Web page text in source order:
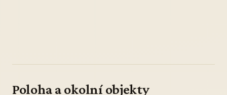
Poloha a okolní objekty